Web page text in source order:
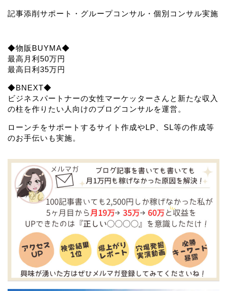
記事添削サポート・グループコンサル・個別コンサル実施
◆物販BUYMA◆
最高月利50万円
最高日利35万円
◆BNEXT◆
ビジネスパートナーの女性マーケッターさんと新たな収入
の柱を作りたい人向けのブログコンサルを運営。
ローンチをサポートするサイト作成やLP、SL等の作成等
のお手伝いも実施。